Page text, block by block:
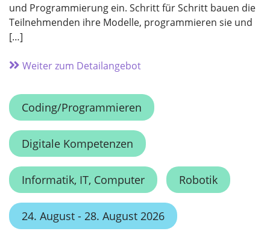
und Programmierung ein. Schritt für Schritt bauen die
Teilnehmenden ihre Modelle, programmieren sie und
[…]
Weiter zum Detailangebot
Coding/Programmieren
Digitale Kompetenzen
Informatik, IT, Computer Robotik
24. August - 28. August 2026